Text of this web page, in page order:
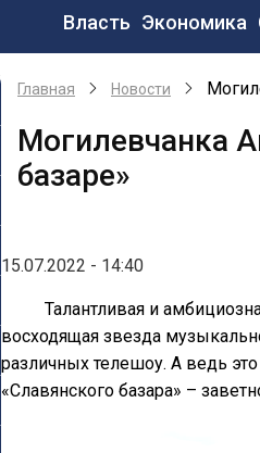
Основная
навигация
Власть Экономика
Главная Новости
Могилевчанка
базаре»
15.07.2022 - 14:40
Талантливая и
восходящая звезда
различных телешоу. А ведь
«Славянского базара» –